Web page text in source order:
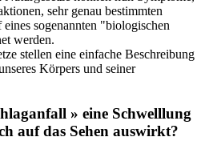
sehr genau bestimmten
sogenannten "biologischen
werden.
stellen eine einfache Beschreibung
Körpers und seiner
» eine Schwelllung
auf das Sehen auswirkt?